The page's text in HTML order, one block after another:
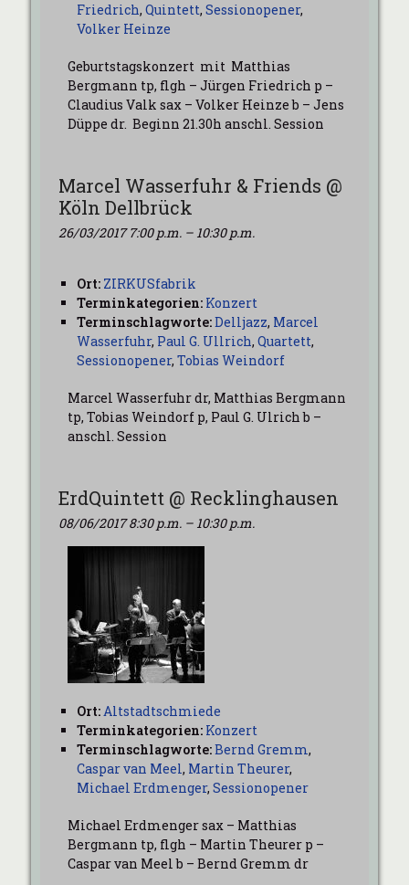
Friedrich, Quintett, Sessionopener,
Volker Heinze
Geburtstagskonzert mit Matthias
Bergmann tp, flgh – Jürgen Friedrich p –
Claudius Valk sax – Volker Heinze b – Jens
Düppe dr. Beginn 21.30h anschl. Session
Marcel Wasserfuhr & Friends @
Köln Dellbrück
26/03/2017 7:00 p.m. – 10:30 p.m.
Ort: ZIRKUSfabrik
Terminkategorien: Konzert
Terminschlagworte:Delljazz, Marcel
Wasserfuhr, Paul G. Ullrich, Quartett,
Sessionopener, Tobias Weindorf
Marcel Wasserfuhr dr, Matthias Bergmann
tp, Tobias Weindorf p, Paul G. Ulrich b –
anschl. Session
ErdQuintett @ Recklinghausen
08/06/2017 8:30 p.m. – 10:30 p.m.
Ort:Altstadtschmiede
Terminkategorien: Konzert
Terminschlagworte:Bernd Gremm,
Caspar van Meel, Martin Theurer,
Michael Erdmenger, Sessionopener
Michael Erdmenger sax – Matthias
Bergmann tp, flgh – Martin Theurer p –
Caspar van Meel b – Bernd Gremm dr